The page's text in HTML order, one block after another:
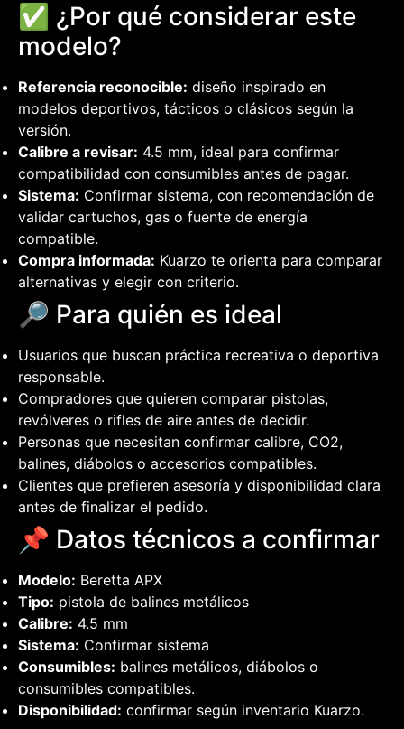
✅ ¿Por qué considerar este
modelo?
Referencia reconocible: diseño inspirado en
modelos deportivos, tácticos o clásicos según la
versión.
Calibre a revisar: 4.5 mm, ideal para confirmar
compatibilidad con consumibles antes de pagar.
Sistema: Confirmar sistema, con recomendación de
validar cartuchos, gas o fuente de energía
compatible.
Compra informada: Kuarzo te orienta para comparar
alternativas y elegir con criterio.
🔎 Para quién es ideal
Usuarios que buscan práctica recreativa o deportiva
responsable.
Compradores que quieren comparar pistolas,
revólveres o rifles de aire antes de decidir.
Personas que necesitan confirmar calibre, CO2,
balines, diábolos o accesorios compatibles.
Clientes que prefieren asesoría y disponibilidad clara
antes de finalizar el pedido.
📌 Datos técnicos a confirmar
Modelo: Beretta APX
Tipo: pistola de balines metálicos
Calibre: 4.5 mm
Sistema: Confirmar sistema
Consumibles: balines metálicos, diábolos o
consumibles compatibles.
Disponibilidad: confirmar según inventario Kuarzo.